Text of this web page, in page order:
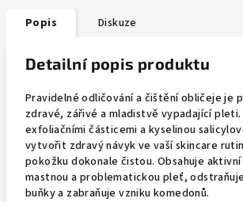
Popis Diskuze
Detailní popis produktu
Pravidelné odličování a čištění obličeje je
zdravé, zářivé a mladistvě vypadající pleti.
exfoliačními částicemi a kyselinou
vytvořit zdravý návyk ve vaší skincare
pokožku dokonale čistou. Obsahuje
mastnou a problematickou pleť,
buňky a zabraňuje vzniku komedonů.